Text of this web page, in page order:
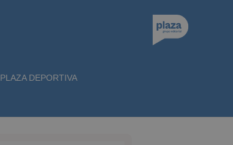
PLAZA DEPORTIVA